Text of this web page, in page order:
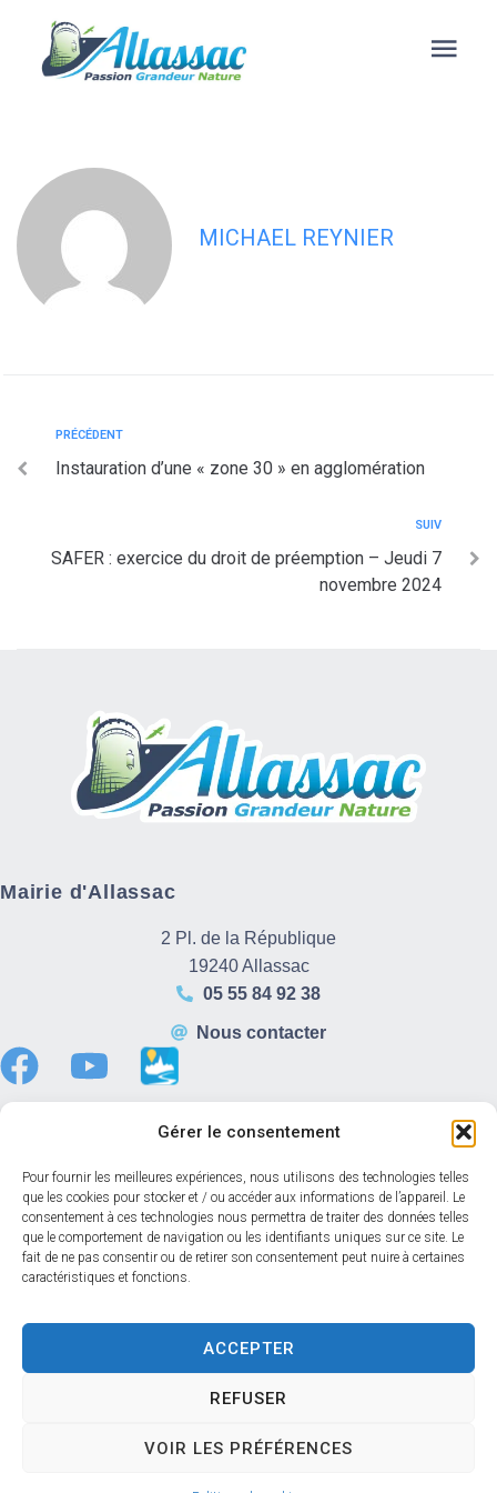
Gérer le consentement
Pour fournir les meilleures expériences, nous utilisons des technologies telles
que les cookies pour stocker et / ou accéder aux informations de l’appareil. Le
consentement à ces technologies nous permettra de traiter des données telles
que le comportement de navigation ou les identifiants uniques sur ce site. Le
fait de ne pas consentir ou de retirer son consentement peut nuire à certaines
caractéristiques et fonctions.
ACCEPTER
REFUSER
VOIR LES PRÉFÉRENCES
principal
Rue des Sorbiers : interdiction de
circuler sauf riverains
MICHAEL REYNIER
PRÉCÉDENT
Instauration d’une « zone 30 » en agglomération
SUIV
SAFER : exercice du droit de préemption – Jeudi 7
novembre 2024
Mairie d'Allassac
2 Pl. de la République
19240 Allassac
05 55 84 92 38
Nous contacter
Du lundi au vendredi :
8h30 – 12h00
13h30 – 17h30
AccessibilitéMentions légalesConfidentialité